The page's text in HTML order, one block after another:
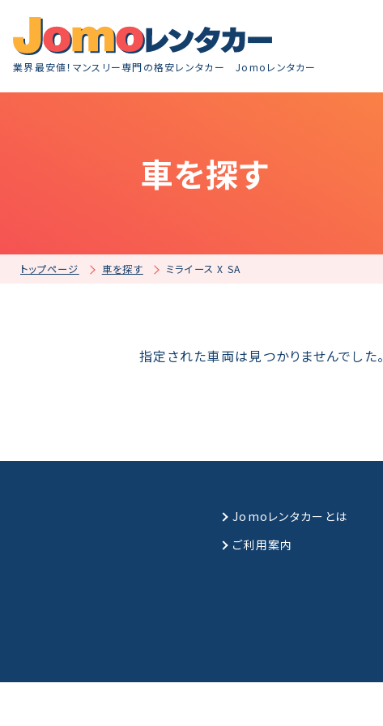
業界最安値！マンスリー専門の格安レンタカー Jomoレンタカー
車を探す
トップページ 車を探す ミライース X SA
指定された車両は見つかりませんでした。
Jomoレンタカーとは
ご利用案内